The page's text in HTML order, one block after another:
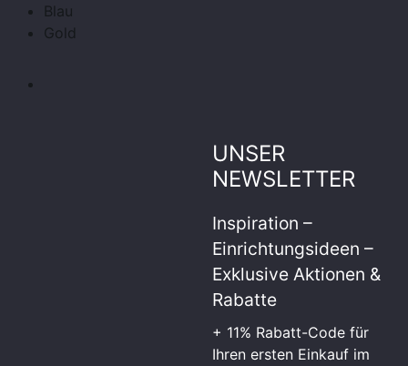
Blau
Gold
UNSER
NEWSLETTER
Inspiration –
Einrichtungsideen –
Exklusive Aktionen &
Rabatte
+ 11% Rabatt-Code für
Ihren ersten Einkauf im